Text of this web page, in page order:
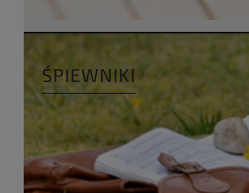
ŚPIEWNIKI